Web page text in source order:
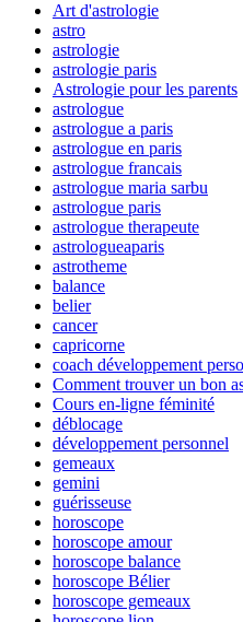
Art d'astrologie
astro
astrologie
astrologie paris
Astrologie pour les parents
astrologue
astrologue a paris
astrologue en paris
astrologue francais
astrologue maria sarbu
astrologue paris
astrologue therapeute
astrologueaparis
astrotheme
balance
belier
cancer
capricorne
coach développement
Comment trouver un bon
Cours en-ligne féminité
déblocage
développement personnel
gemeaux
gemini
guérisseuse
horoscope
horoscope amour
horoscope balance
horoscope Bélier
horoscope gemeaux